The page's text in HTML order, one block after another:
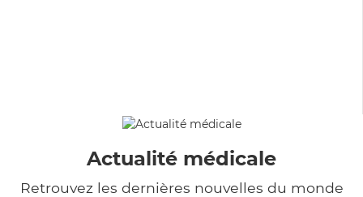
Actualité médicale
Retrouvez les dernières nouvelles du monde